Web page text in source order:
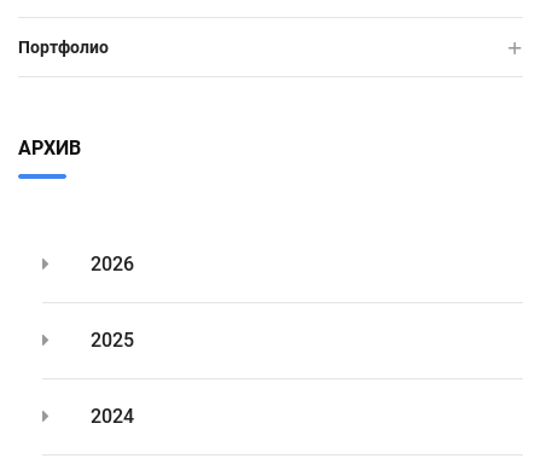
Портфолио
АРХИВ
2026
2025
2024